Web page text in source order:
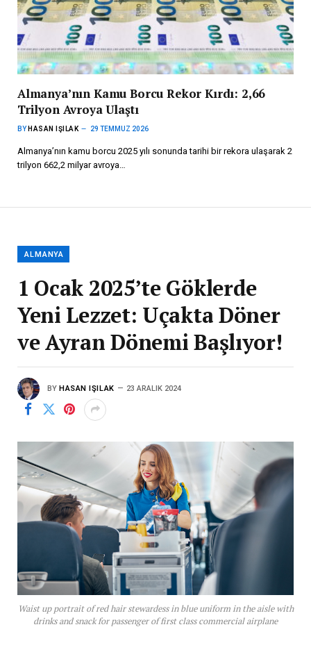
Almanya’nın Kamu Borcu Rekor Kırdı: 2,66
Trilyon Avroya Ulaştı
BY HASAN IŞILAK 29 TEMMUZ 2026
Almanya’nın kamu borcu 2025 yılı sonunda tarihi bir rekora ulaşarak 2
trilyon 662,2 milyar avroya…
ALMANYA
1 Ocak 2025’te Göklerde
Yeni Lezzet: Uçakta Döner
ve Ayran Dönemi Başlıyor!
BY HASAN IŞILAK 23 ARALIK 2024
Waist up portrait of red hair stewardess in blue uniform in the aisle with
drinks and snack for passenger of first class commercial airplane